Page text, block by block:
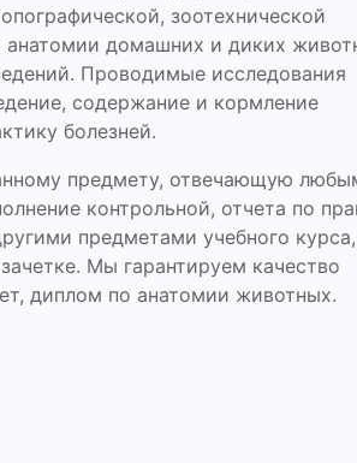
зоотехнической
анатомии домашних и диких
Проводимые исследования
содержание и кормление
болезней.
предмету, отвечающую
контрольной, отчета по
предметами учебного
Мы гарантируем качество
диплом по анатомии животных.